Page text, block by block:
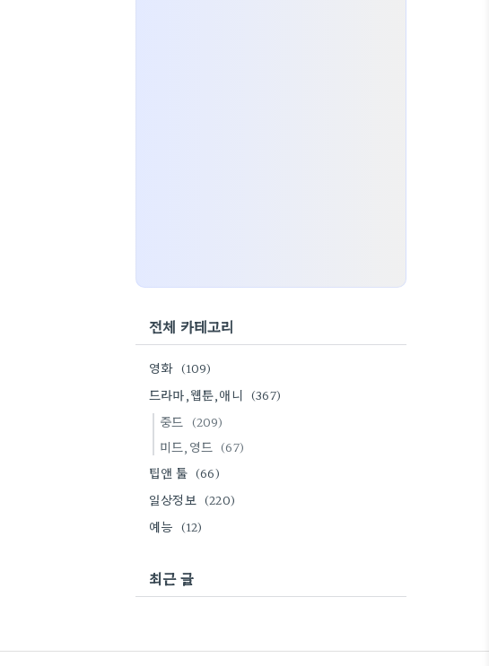
전체 카테고리
영화 (109)
드라마,웹툰,애니 (367)
중드 (209)
미드,영드 (67)
팁앤 툴 (66)
일상정보 (220)
예능 (12)
최근 글